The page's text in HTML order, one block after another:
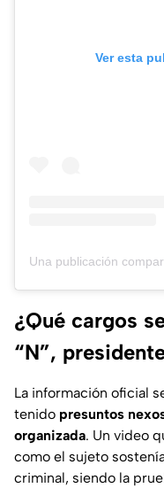
Ver esta
¿Qué cargos
“N”,
La información oficial
tenido presuntos
organizada. Un video
como el sujeto
criminal, siendo la